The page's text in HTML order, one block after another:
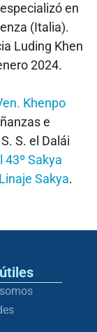
en
(Italia).
Luding Khen
2024.
Khenpo
e
S. S. el Dalái
43º Sakya
Linaje Sakya.